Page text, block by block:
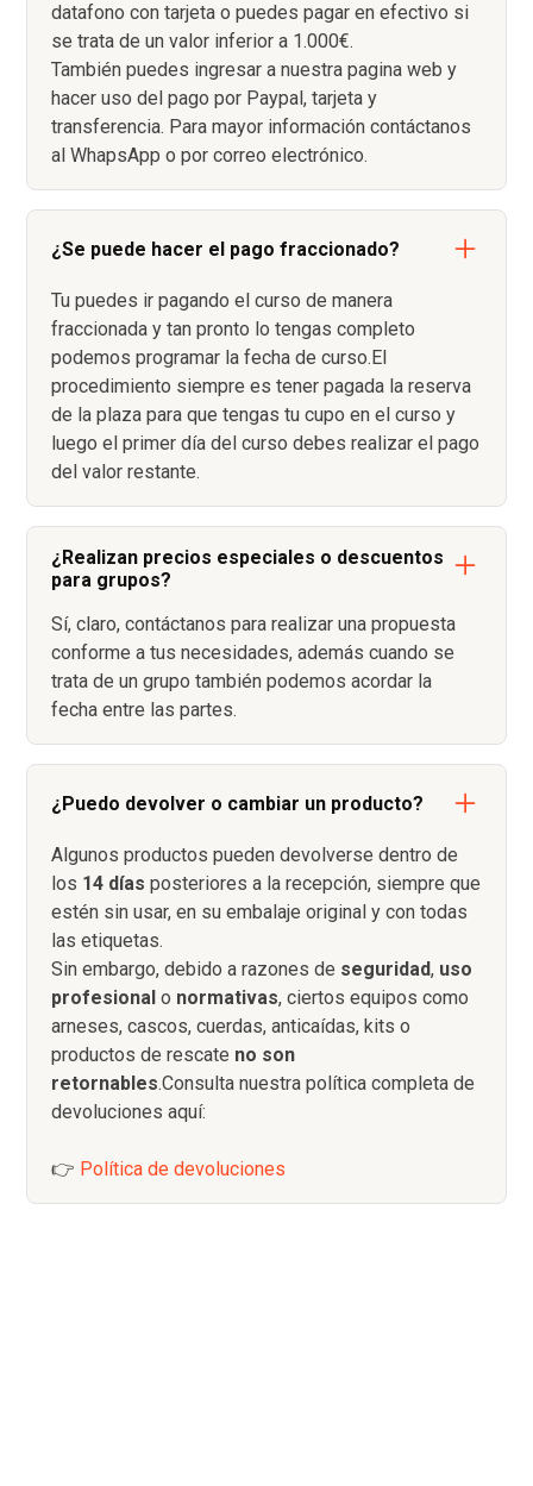
datafono con tarjeta o puedes pagar en efectivo si
se trata de un valor inferior a 1.000€.
También puedes ingresar a nuestra pagina web y
hacer uso del pago por Paypal, tarjeta y
transferencia. Para mayor información contáctanos
al WhapsApp o por correo electrónico.
¿Se puede hacer el pago fraccionado?
Tu puedes ir pagando el curso de manera
fraccionada y tan pronto lo tengas completo
podemos programar la fecha de curso.El
procedimiento siempre es tener pagada la reserva
de la plaza para que tengas tu cupo en el curso y
luego el primer día del curso debes realizar el pago
del valor restante.
¿Realizan precios especiales o descuentos
para grupos?
Sí, claro, contáctanos para realizar una propuesta
conforme a tus necesidades, además cuando se
trata de un grupo también podemos acordar la
fecha entre las partes.
¿Puedo devolver o cambiar un producto?
Algunos productos pueden devolverse dentro de
los 14 días posteriores a la recepción, siempre que
estén sin usar, en su embalaje original y con todas
las etiquetas.
Sin embargo, debido a razones de seguridad, uso
profesional o normativas, ciertos equipos como
arneses, cascos, cuerdas, anticaídas, kits o
productos de rescate no son
retornables.Consulta nuestra política completa de
devoluciones aquí:
👉 Política de devoluciones